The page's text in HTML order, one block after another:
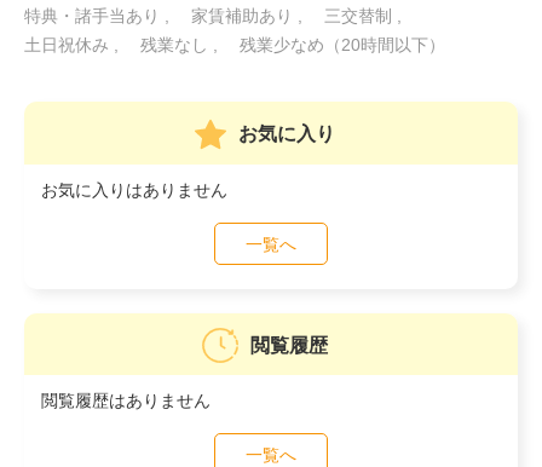
特典・諸手当あり 家賃補助あり
三交替制
土日祝休み
残業なし 残業少なめ（20時間以下）
お気に入り
お気に入りはありません
一覧へ
閲覧履歴
閲覧履歴はありません
一覧へ